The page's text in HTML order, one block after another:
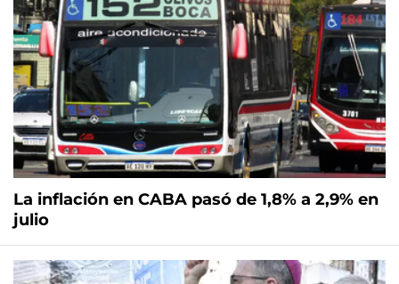
La inflación en CABA pasó de 1,8% a 2,9% en
julio